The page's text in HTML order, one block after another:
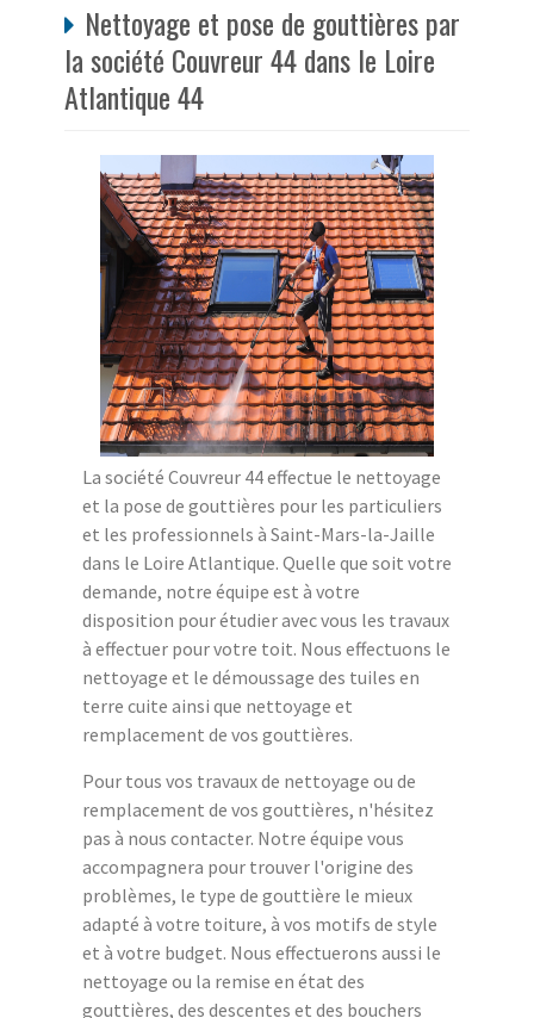
Nettoyage et pose de gouttières par
la société Couvreur 44 dans le Loire
Atlantique 44
La société Couvreur 44 effectue le nettoyage
et la pose de gouttières pour les particuliers
et les professionnels à Saint-Mars-la-Jaille
dans le Loire Atlantique. Quelle que soit votre
demande, notre équipe est à votre
disposition pour étudier avec vous les travaux
à effectuer pour votre toit. Nous effectuons le
nettoyage et le démoussage des tuiles en
terre cuite ainsi que nettoyage et
remplacement de vos gouttières.
Pour tous vos travaux de nettoyage ou de
remplacement de vos gouttières, n'hésitez
pas à nous contacter. Notre équipe vous
accompagnera pour trouver l'origine des
problèmes, le type de gouttière le mieux
adapté à votre toiture, à vos motifs de style
et à votre budget. Nous effectuerons aussi le
nettoyage ou la remise en état des
gouttières, des descentes et des bouchers